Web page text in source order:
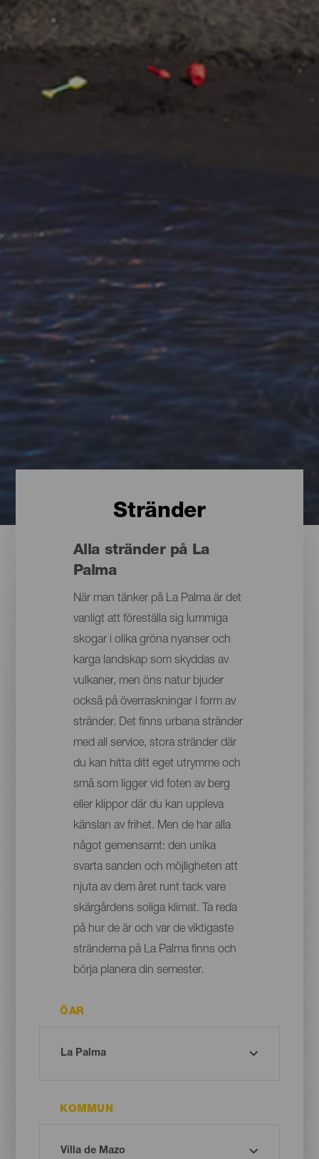
Stränder
Alla stränder på La
Palma
När man tänker på La Palma är det
vanligt att föreställa sig lummiga
skogar i olika gröna nyanser och
karga landskap som skyddas av
vulkaner, men öns natur bjuder
också på överraskningar i form av
stränder. Det finns urbana stränder
med all service, stora stränder där
du kan hitta ditt eget utrymme och
små som ligger vid foten av berg
eller klippor där du kan uppleva
känslan av frihet. Men de har alla
något gemensamt: den unika
svarta sanden och möjligheten att
njuta av dem året runt tack vare
skärgårdens soliga klimat. Ta reda
på hur de är och var de viktigaste
stränderna på La Palma finns och
börja planera din semester.
ÖAR
KOMMUN